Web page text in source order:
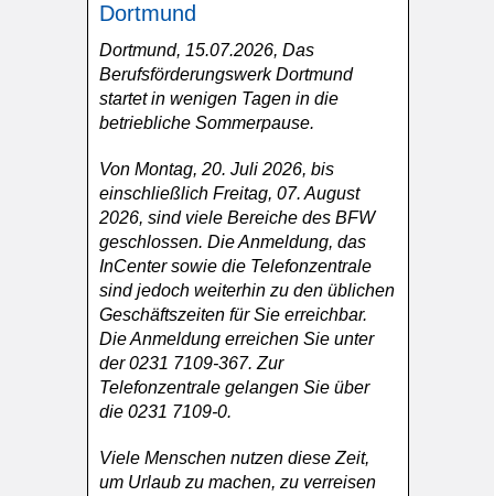
Dortmund
Dortmund, 15.07.2026, Das
Berufsförderungswerk Dortmund
startet in wenigen Tagen in die
betriebliche Sommerpause.
Von Montag, 20. Juli 2026, bis
einschließlich Freitag, 07. August
2026, sind viele Bereiche des BFW
geschlossen. Die Anmeldung, das
InCenter sowie die Telefonzentrale
sind jedoch weiterhin zu den üblichen
Geschäftszeiten für Sie erreichbar.
Die Anmeldung erreichen Sie unter
der 0231 7109-367. Zur
Telefonzentrale gelangen Sie über
die 0231 7109-0.
Viele Menschen nutzen diese Zeit,
um Urlaub zu machen, zu verreisen